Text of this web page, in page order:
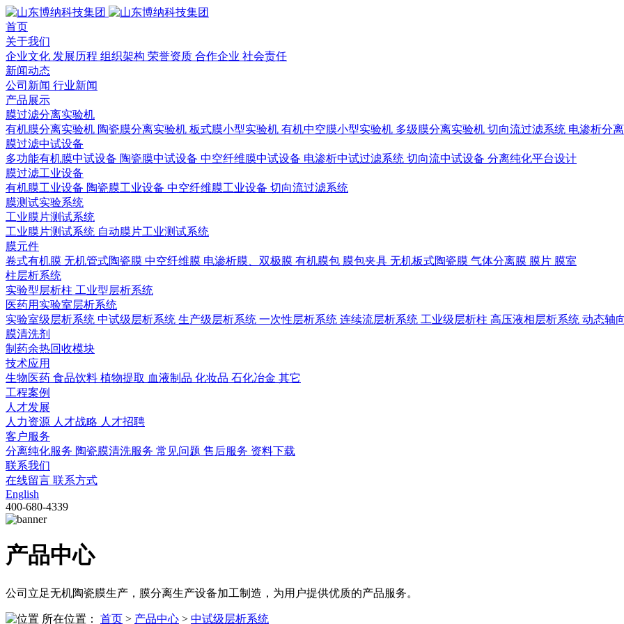
首页
关于我们
企业文化 发展历程 组织架构 荣誉资质 合作企业 社会责任
新闻动态
公司新闻 行业新闻
产品展示
膜过滤分离实验机
有机膜分离实验机 陶瓷膜分离实验机 板式膜小型实验机 有机中空膜小型实验机 多级膜分离实验机 切向流过滤系统 电渗析分
膜过滤中试设备
多功能有机膜中试设备 陶瓷膜中试设备 中空纤维膜中试设备 电渗析中试过滤系统 切向流中试设备 分离纯化平台设计
膜过滤工业设备
有机膜工业设备 陶瓷膜工业设备 中空纤维膜工业设备 切向流过滤系统
膜测试实验系统
工业膜片测试系统
工业膜片测试系统 自动膜片工业测试系统
膜元件
卷式有机膜 无机管式陶瓷膜 中空纤维膜 电渗析膜、双极膜 有机膜包 膜包夹具 无机板式陶瓷膜 气体分离膜 膜片 膜室
柱层析系统
实验型层析柱 工业型层析系统
医药用实验室层析系统
实验室级层析系统 中试级层析系统 生产级层析系统 一次性层析系统 连续流层析系统 工业级层析柱 高压液相层析系统 动态轴
膜清洗剂
制药余热回收模块
技术应用
生物医药 食品饮料 植物提取 血液制品 化妆品 石化冶金 其它
工程案例
人才发展
人力资源 人才战略 人才招聘
客户服务
分离纯化服务 陶瓷膜清洗服务 常见问题 售后服务 资料下载
联系我们
在线留言 联系方式
English
400-680-4339
产品中心
公司立足无机陶瓷膜生产，膜分离生产设备加工制造，为用户提供优质的产品服务。
所在位置： 首页 > 产品中心 > 中试级层析系统